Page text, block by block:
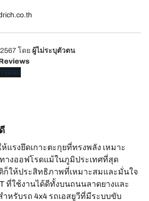
โดย ผู้ไม่ระบุตัวตน
จสอบ
แรงยึดเกาะตะกุยที่ทรงพลัง เหมาะ
างออฟโรดแม้ในภูมิประเทศที่สุด
ให้ประสิทธิภาพที่เหมาะสมและมั่นใจ
ที่ใช้งานได้ดีทั้งบนถนนลาดยางและ
หรับรถ 4x4 รถเอสยูวีที่มีระบบขับ